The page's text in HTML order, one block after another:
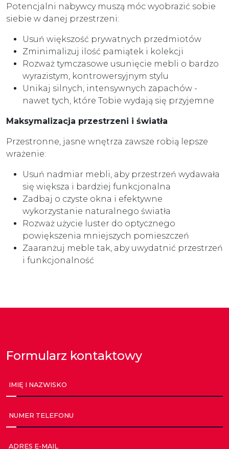
Potencjalni nabywcy muszą móc wyobrazić sobie
siebie w danej przestrzeni:
Usuń większość prywatnych przedmiotów
Zminimalizuj ilość pamiątek i kolekcji
Rozważ tymczasowe usunięcie mebli o bardzo
wyrazistym, kontrowersyjnym stylu
Unikaj silnych, intensywnych zapachów -
nawet tych, które Tobie wydają się przyjemne
Maksymalizacja przestrzeni i światła
Przestronne, jasne wnętrza zawsze robią lepsze
wrażenie:
Usuń nadmiar mebli, aby przestrzeń wydawała
się większa i bardziej funkcjonalna
Zadbaj o czyste okna i efektywne
wykorzystanie naturalnego światła
Rozważ użycie luster do optycznego
powiększenia mniejszych pomieszczeń
Zaaranżuj meble tak, aby uwydatnić przestrzeń
i funkcjonalność
Formularz kontaktowy
IMIĘ I NAZWISKO
NUMER TELEFONU
ADRES E-MAIL